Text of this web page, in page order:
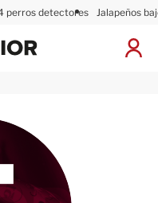
perros detectores Jalapeños
I
x
o